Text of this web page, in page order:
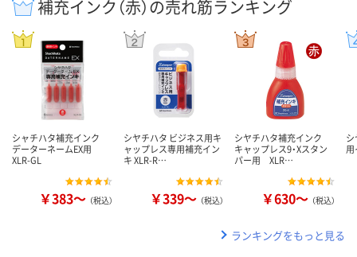
補充インク（赤）の売れ筋ランキング
シャチハタ補充インク
データーネームEX用
XLR-GL
￥383～ （税込）
シヤチハタ ビジネス用キ
ャップレス専用補充イン
キ XLR-R…
￥339～ （税込）
シヤチハタ補充インク
キャップレス9・Xスタン
パー用 XLR…
￥630～ （税込）
ランキングをもっと見る